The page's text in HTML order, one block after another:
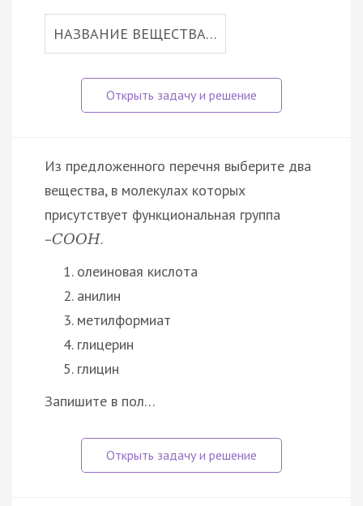
НАЗВАНИЕ ВЕЩЕСТВА…
Из предложенного перечня выберите два
вещества, в молекулах которых
присутствует функциональная группа
–СООН.
олеиновая кислота
анилин
метилформиат
глицерин
глицин
Запишите в пол…